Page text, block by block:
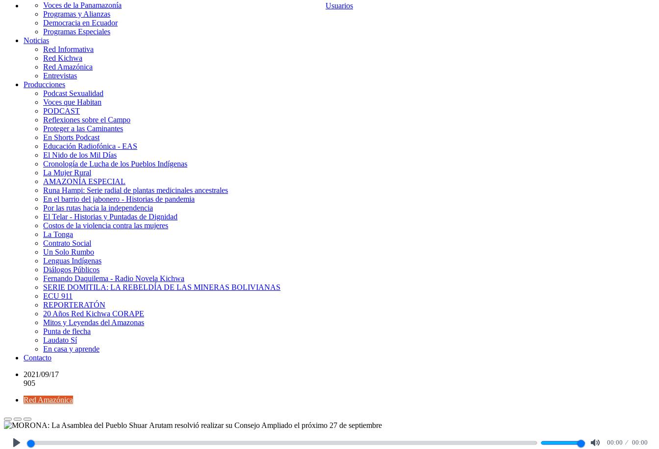
Usuarios
Voces de la Panamazonía
Programas y Alianzas
Democracia en Ecuador
Programas Especiales
Noticias
Red Informativa
Red Kichwa
Red Amazónica
Entrevistas
Producciones
Podcast Sexualidad
Voces que Habitan
PODCAST
Reflexiones sobre el Campo
Proteger a las Caminantes
En Shorts Podcast
Educación Radiofónica - EAS
El Nido de los Mil Días
Cronología de Lucha de los Pueblos Indígenas
La Mujer Rural
AMAZONÍA ESPECIAL
Runa Hampi: Serie radial de plantas medicinales ancestrales
En el barrio del jabonero - Historias de pandemia
Por las rutas hacia la independencia
El Telar - Historias y Puntadas de Dignidad
Costos de la violencia contra las mujeres
La Tonga
Contrato Social
Un Solo Rumbo
Lenguas Indígenas
Diálogos Públicos
Fernando Daquilema - Radio Novela Kichwa
SERIE DOMITILA: LA REBELDÍA DE LAS MINERAS BOLIVIANAS
ECU 911
REPORTERATÓN
20 Años Red Kichwa CORAPE
Mitos y Leyendas del Amazonas
Punta de flecha
Laudato Sí
En casa y aprende
Contacto
2021/09/17
905
Red Amazónica
00:00 00:00